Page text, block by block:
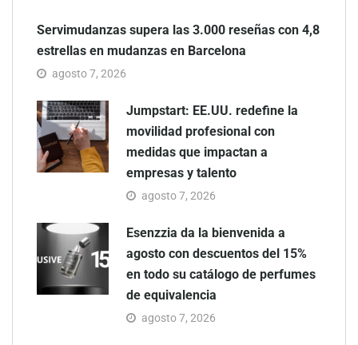
Servimudanzas supera las 3.000 reseñas con 4,8
estrellas en mudanzas en Barcelona
agosto 7, 2026
Jumpstart: EE.UU. redefine la
movilidad profesional con
medidas que impactan a
empresas y talento
agosto 7, 2026
Esenzzia da la bienvenida a
agosto con descuentos del 15%
en todo su catálogo de perfumes
de equivalencia
agosto 7, 2026